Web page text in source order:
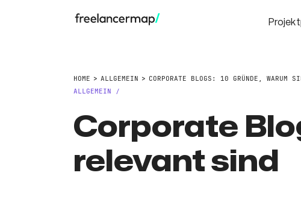
HOME ALLGEMEIN
CORPORATE BLOGS: 10 GRÜNDE, WARUM
ALLGEMEIN
/
Corporate
relevant sind